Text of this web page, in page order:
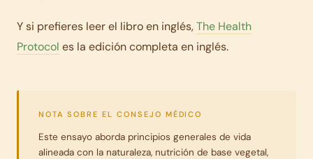
Y si prefieres leer el libro en inglés,The Health
Protocol es la edición completa en inglés.
NOTA SOBRE EL CONSEJO MÉDICO
Este ensayo aborda principios generales de vida
alineada con la naturaleza, nutrición de base vegetal,